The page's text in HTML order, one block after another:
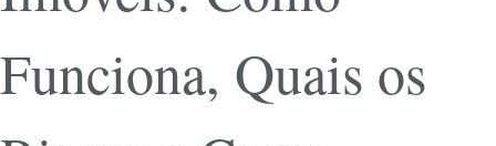
Funciona, Quais os